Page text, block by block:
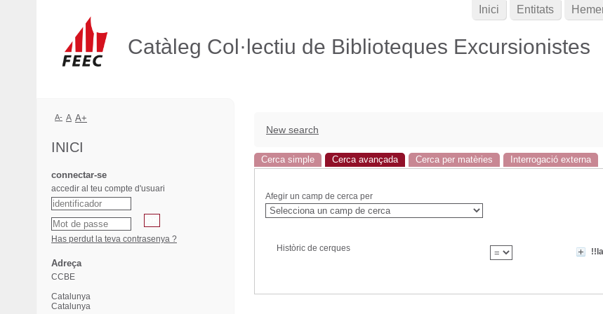
Catàleg Col·lectiu de Biblioteques Excursionistes
New search
Cerca simple Cerca avançada Cerca per matèries Interrogació externa
Afegir un camp de cerca per
Històric de cerques
Inici Entitats
A- A A+
INICI
connectar-se
accedir al teu compte d'usuari
Has perdut la teva contrasenya ?
Adreça
CCBE
Catalunya
Catalunya